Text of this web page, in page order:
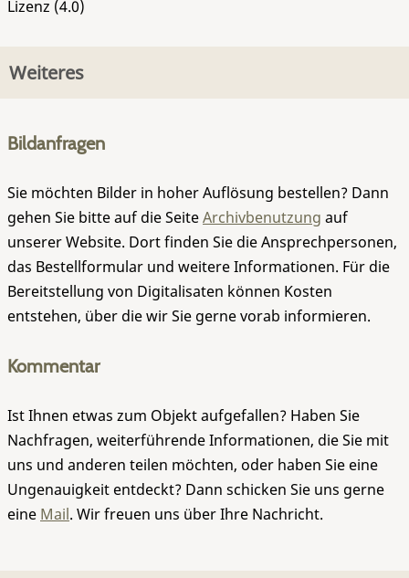
Lizenz (4.0)
Weiteres
Bildanfragen
Sie möchten Bilder in hoher Auflösung bestellen? Dann
gehen Sie bitte auf die SeiteArchivbenutzung auf
unserer Website. Dort finden Sie die Ansprechpersonen,
das Bestellformular und weitere Informationen. Für die
Bereitstellung von Digitalisaten können Kosten
entstehen, über die wir Sie gerne vorab informieren.
Kommentar
Ist Ihnen etwas zum Objekt aufgefallen? Haben Sie
Nachfragen, weiterführende Informationen, die Sie mit
uns und anderen teilen möchten, oder haben Sie eine
Ungenauigkeit entdeckt? Dann schicken Sie uns gerne
eine Mail. Wir freuen uns über Ihre Nachricht.